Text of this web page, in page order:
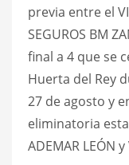
previa entre el
SEGUROS BM
final a 4 que se
Huerta del Rey
27 de agosto y
eliminatoria
ADEMAR LEÓN